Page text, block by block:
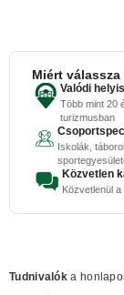
Miért
Valódi
Több mint 20
turizmusban
Iskolák,
Közvetlen
Közvetlenül
Tudnivalók a